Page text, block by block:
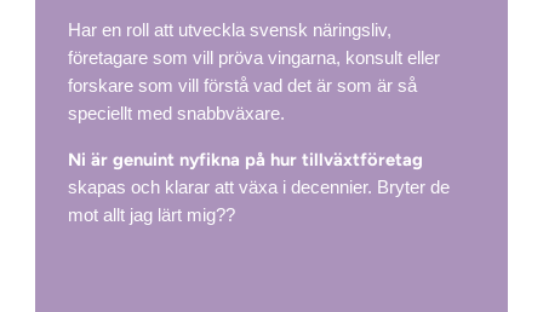
Har en roll att utveckla svensk näringsliv,
företagare som vill pröva vingarna, konsult eller
forskare som vill förstå vad det är som är så
speciellt med snabbväxare.
Ni är genuint nyfikna på hur tillväxtföretag
skapas och klarar att växa i decennier. Bryter de
mot allt jag lärt mig??